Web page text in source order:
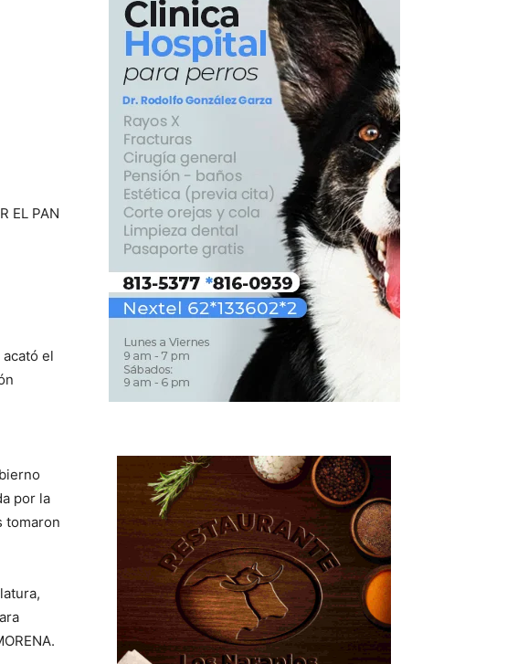
EL PAN
el
por la
tomaron